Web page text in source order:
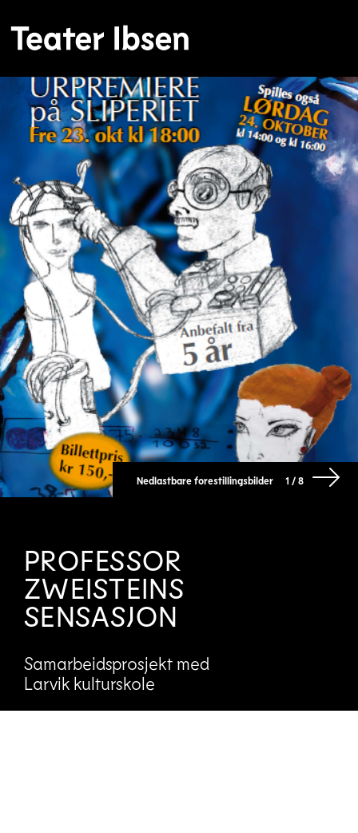
Nedlastbare forestillingsbilder 1 / 8
PROFESSOR
ZWEISTEINS
SENSASJON
Samarbeidsprosjekt med
Larvik kulturskole